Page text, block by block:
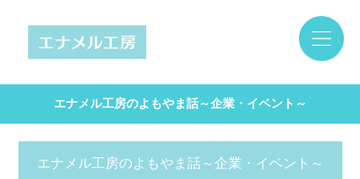
エナメル工房のよもやま話～企業・イベント～
エナメル工房のよもやま話～企業・イベント～